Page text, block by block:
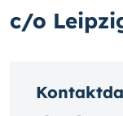
c/o